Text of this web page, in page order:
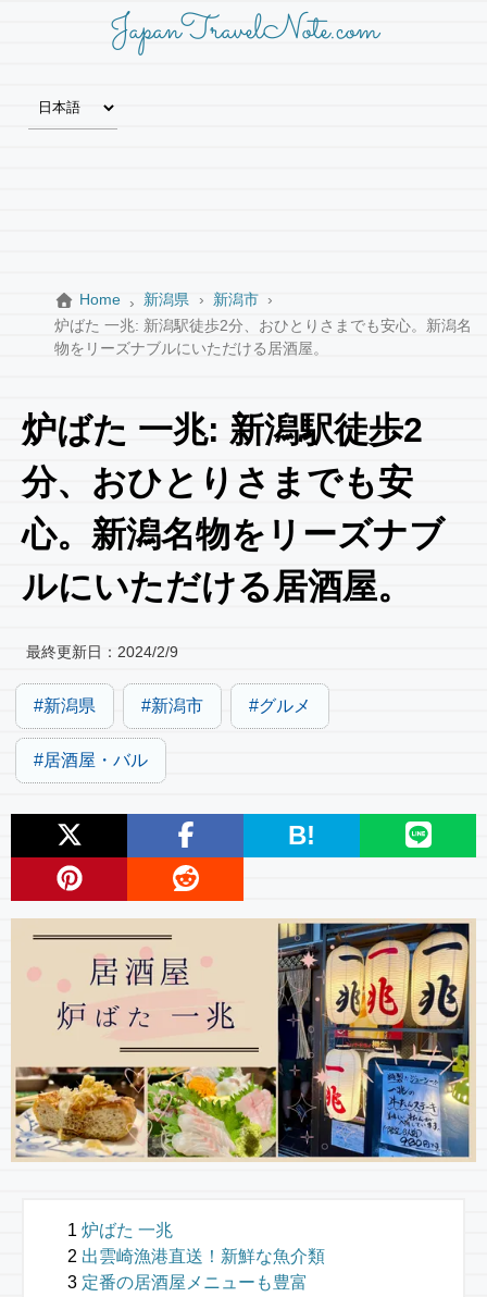
JapanTravelNote.com
Home 新潟県
新潟市
炉ばた 一兆: 新潟駅徒歩2分、おひとりさまでも安心。新潟名
物をリーズナブルにいただける居酒屋。
炉ばた 一兆: 新潟駅徒歩2
分、おひとりさまでも安
心。新潟名物をリーズナブ
ルにいただける居酒屋。
最終更新日： 2024/2/9
新潟県 新潟市 グルメ
居酒屋・バル
B!
炉ばた 一兆
出雲崎漁港直送！新鮮な魚介類
定番の居酒屋メニューも豊富